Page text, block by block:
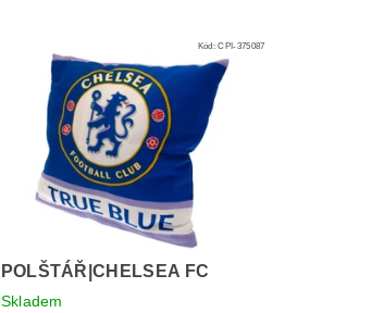
Kód:CPI-375087
POLŠTÁŘ|CHELSEA FC
Skladem